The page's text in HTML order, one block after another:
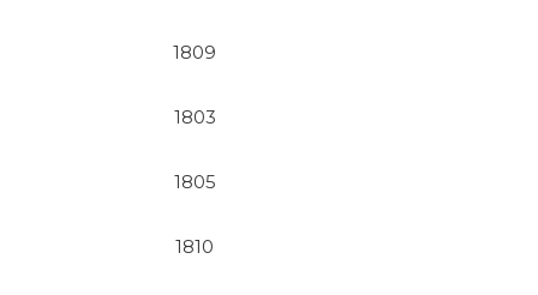
1809
1803
1805
1810